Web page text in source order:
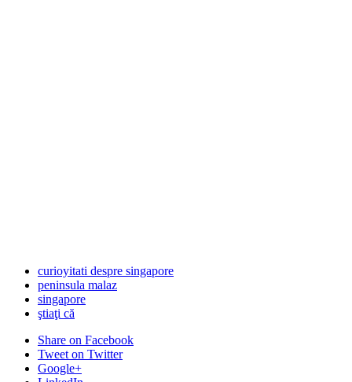
curioyitati despre singapore
peninsula malaz
singapore
ştiaţi că
Share on Facebook
Tweet on Twitter
Google+